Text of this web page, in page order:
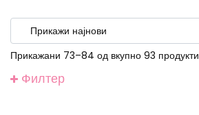
Прикажани 73–84 од вкупно 93 продукти
Филтер